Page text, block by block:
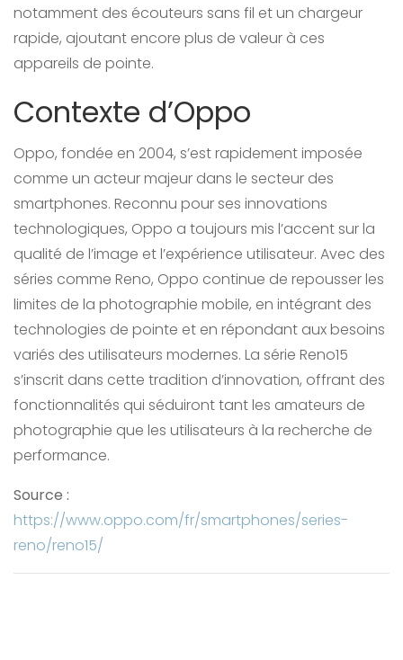
notamment des écouteurs sans fil et un chargeur
rapide, ajoutant encore plus de valeur à ces
appareils de pointe.
Contexte d’Oppo
Oppo, fondée en 2004, s’est rapidement imposée
comme un acteur majeur dans le secteur des
smartphones. Reconnu pour ses innovations
technologiques, Oppo a toujours mis l’accent sur la
qualité de l’image et l’expérience utilisateur. Avec des
séries comme Reno, Oppo continue de repousser les
limites de la photographie mobile, en intégrant des
technologies de pointe et en répondant aux besoins
variés des utilisateurs modernes. La série Reno15
s’inscrit dans cette tradition d’innovation, offrant des
fonctionnalités qui séduiront tant les amateurs de
photographie que les utilisateurs à la recherche de
performance.
Source :
https://www.oppo.com/fr/smartphones/series-
reno/reno15/